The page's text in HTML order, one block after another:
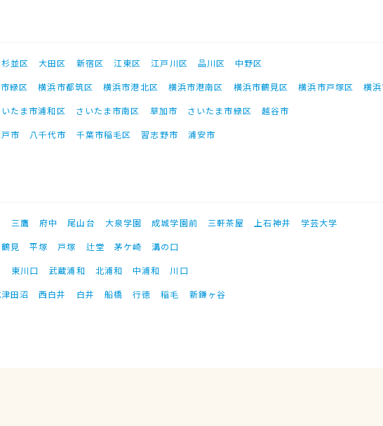
杉並区 大田区 新宿区 江東区 江戸川区 品川区
中野区
緑区 横浜市都筑区 横浜市港北区 横浜市港南区 横浜市鶴見区 横浜市戸塚区
横
いたま市浦和区 さいたま市南区 草加市 さいたま市緑区
越谷市
市 八千代市 千葉市稲毛区 習志野市 浦安市
三鷹 府中 尾山台 大泉学園 成城学園前 三軒茶屋 上石神井
学芸大学
鶴見 平塚 戸塚 辻堂 茅ケ崎
溝の口
東川口 武蔵浦和 北浦和 中浦和
川口
田沼 西白井 白井 船橋 行徳 稲毛 新鎌ヶ谷